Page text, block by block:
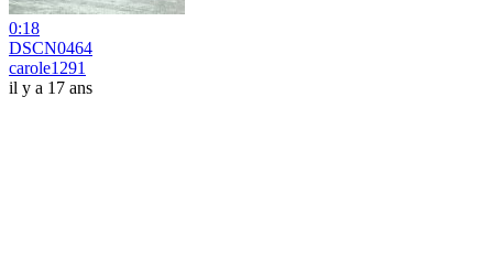
0:18
DSCN0464
carole1291
il y a 17 ans